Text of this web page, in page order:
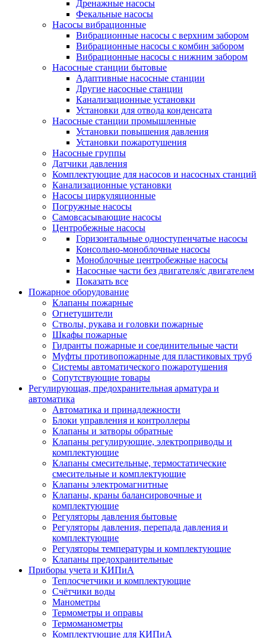
Дренажные насосы
Фекальные насосы
Насосы вибрационные
Вибрационные насосы с верхним забором
Вибрационные насосы с комбин забором
Вибрационные насосы с нижним забором
Насосные станции бытовые
Адаптивные насосные станции
Другие насосные станции
Канализационные установки
Установки для отвода конденсата
Насосные станции промышленные
Установки повышения давления
Установки пожаротушения
Насосные группы
Датчики давления
Комплектующие для насосов и насосных станций
Канализационные установки
Насосы циркуляционные
Погружные насосы
Самовсасывающие насосы
Центробежные насосы
Горизонтальные одноступенчатые насосы
Консольно-моноблочные насосы
Моноблочные центробежные насосы
Насосные части без двигателя/с двигателем
Показать все
Пожарное оборудование
Клапаны пожарные
Огнетушители
Стволы, рукава и головки пожарные
Шкафы пожарные
Гидранты пожарные и соединительные части
Муфты противопожарные для пластиковых труб
Системы автоматического пожаротушения
Сопутствующие товары
Регулирующая, предохранительная арматура и
автоматика
Автоматика и принадлежности
Блоки управления и контроллеры
Клапаны и затворы обратные
Клапаны регулирующие, электроприводы и
комплектующие
Клапаны смесительные, термостатические
смесительные и комплектующие
Клапаны электромагнитные
Клапаны, краны балансировочные и
комплектующие
Регуляторы давления бытовые
Регуляторы давления, перепада давления и
комплектующие
Регуляторы температуры и комплектующие
Клапаны предохранительные
Приборы учета и КИПиА
Теплосчетчики и комплектующие
Счётчики воды
Манометры
Термометры и оправы
Термоманометры
Комплектующие для КИПиА